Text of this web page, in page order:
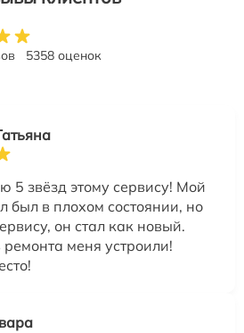
5358 оценок
5 звёзд этому сервису! Мой
был в плохом состоянии, но
он стал как новый.
ремонта меня устроили!